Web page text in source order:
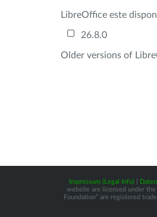
LibreOffice este
26.8.0
Older versions of
Impressum (Legal Info)|
website are licensed under the
Foundation” are registered